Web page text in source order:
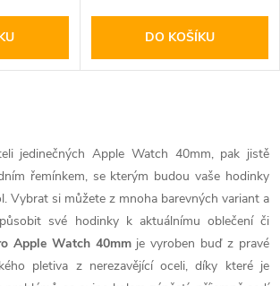
DO KOŠÍKU
jedinečných Apple Watch 40mm, pak jistě
řemínkem, se kterým budou vaše hodinky
Vybrat si můžete z mnoha barevných variant a
své hodinky k aktuálnímu oblečení či
Apple Watch 40mmje vyroben buď z pravé
pletiva z nerezavějící oceli, díky které je